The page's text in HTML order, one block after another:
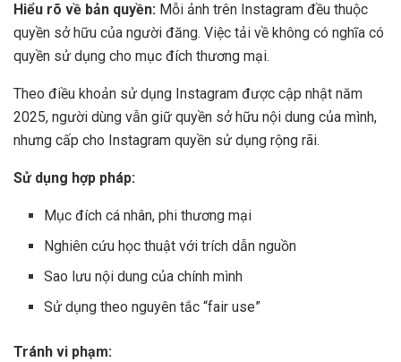
Hiểu rõ về bản quyền: Mỗi ảnh trên Instagram đều thuộc
quyền sở hữu của người đăng. Việc tải về không có nghĩa có
quyền sử dụng cho mục đích thương mại.
Theo điều khoản sử dụng Instagram được cập nhật năm
2025, người dùng vẫn giữ quyền sở hữu nội dung của mình,
nhưng cấp cho Instagram quyền sử dụng rộng rãi.
Sử dụng hợp pháp:
Mục đích cá nhân, phi thương mại
Nghiên cứu học thuật với trích dẫn nguồn
Sao lưu nội dung của chính mình
Sử dụng theo nguyên tắc “fair use”
Tránh vi phạm: